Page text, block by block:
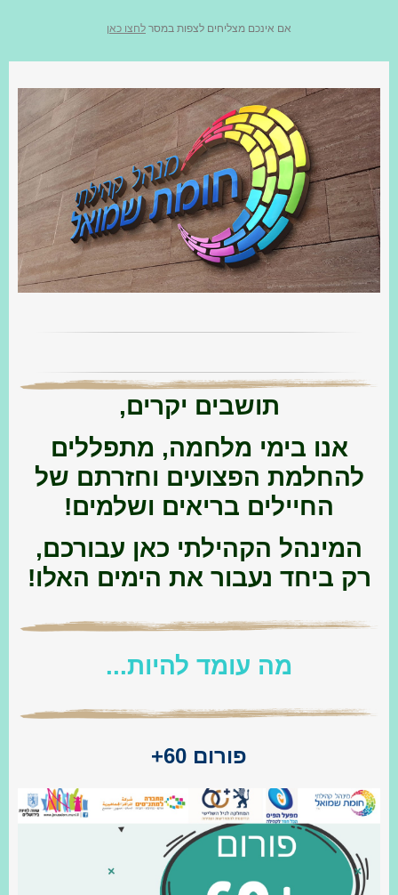
אם אינכם מצליחים לצפות במסר לחצו כאן
תושבים יקרים,
אנו בימי מלחמה, מתפללים
להחלמת הפצועים וחזרתם של
החיילים בריאים ושלמים!
המינהל הקהילתי כאן עבורכם,
רק ביחד נעבור את הימים האלו!
מה עומד להיות...
פורום 60+